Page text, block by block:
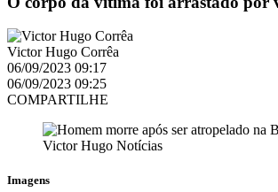
Victor Hugo Corrêa
06/09/2023 09:17
06/09/2023 09:25
COMPARTILHE
Victor Hugo Notícias
Imagens